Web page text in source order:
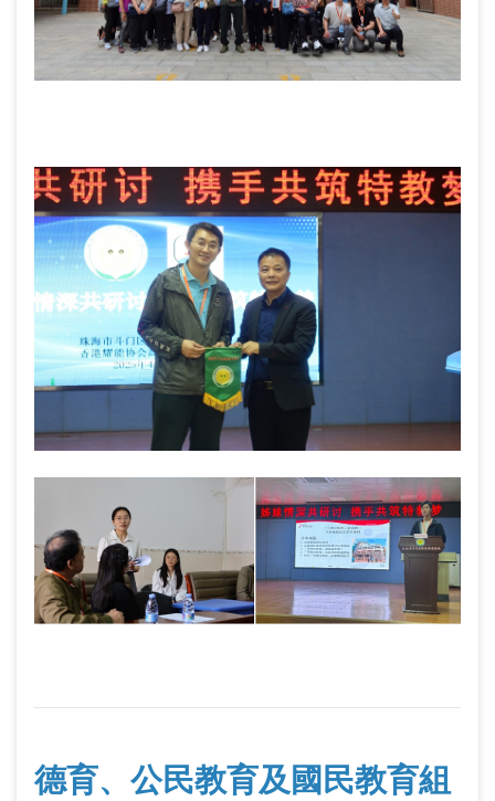
德育、公民教育及國民教育組